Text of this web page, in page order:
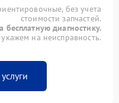
без учета
стоимости запчастей.
бесплатную диагностику.
на неисправность.